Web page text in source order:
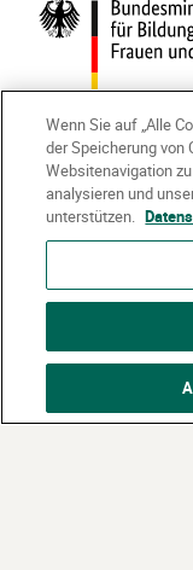
Partner:
Siemens Stiftung
Dietmar Hopp
Dieter Schwarz
2026 Stiftung
Kontakt Häufige
Wenn Sie auf „Alle
der Speicherung von
Websitenavigation
analysieren und
unterstützen.